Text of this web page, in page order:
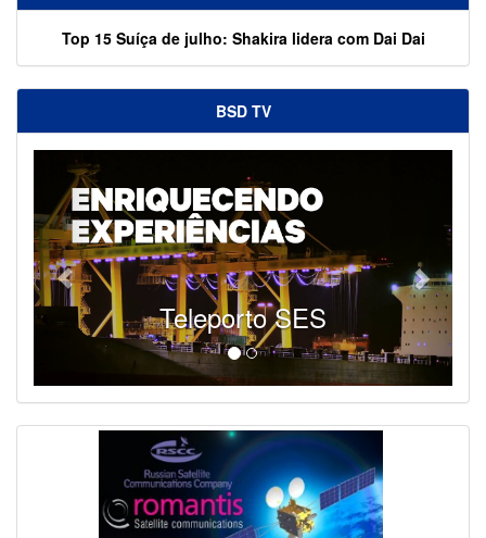
Top 15 Suíça de julho: Shakira lidera com Dai Dai
BSD TV
Teleporto SES